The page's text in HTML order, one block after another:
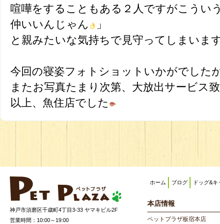
喧嘩をすることもある２人ですがこうい
仲いいんじゃん
」
と親みたいな気持ちで見守ってしまいま
今回の寝姿フォトショットいかがでした
またお写真たまり次第、大放出サービス
以上、魚住店でした
神戸市須磨区千歳町4丁目3-33 ヤマキビル2F
営業時間：10:00～19:00
ホーム ブログ ドッグ&キ
本店情報
ペットプラザ板宿本店